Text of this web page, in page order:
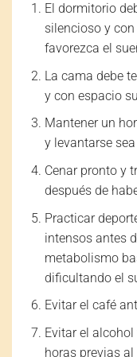
El dormitorio
silencioso y
favorezca el
La cama debe
y con espacio
Mantener un
y levantarse
Cenar pronto y
después de
Practicar
intensos antes
metabolismo
dificultando el
Evitar el café
Evitar el
horas previas al